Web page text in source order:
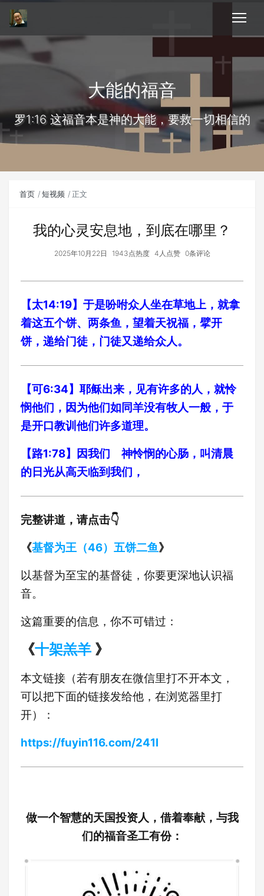
大能的福音
罗1:16 这福音本是神的大能，要救一切相信的
首页 短视频 正文
我的心灵安息地，到底在哪里？
2025年10月22日 1943点热度 4人点赞 0条评论
【太14:19】于是吩咐众人坐在草地上，就拿
着这五个饼、两条鱼，望着天祝福，擘开
饼，递给门徒，门徒又递给众人。
【可6:34】耶稣出来，见有许多的人，就怜
悯他们，因为他们如同羊没有牧人一般，于
是开口教训他们许多道理。
【路1:78】因我们 神怜悯的心肠，叫清晨
的日光从高天临到我们，
完整讲道，请点击👇
《基督为王（46）五饼二鱼》
以基督为至宝的基督徒，你要更深地认识福
音。
这篇重要的信息，你不可错过：
《十架羔羊 》
本文链接（若有朋友在微信里打不开本文，
可以把下面的链接发给他，在浏览器里打
开）：
https://fuyin116.com/241l
做一个智慧的天国投资人，借着奉献，与我
们的福音圣工有份：